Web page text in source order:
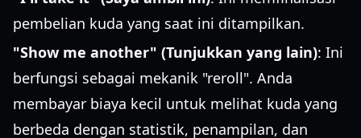
pembelian kuda yang saat ini ditampilkan.
"Show me another" (Tunjukkan yang lain): Ini
berfungsi sebagai mekanik "reroll". Anda
membayar biaya kecil untuk melihat kuda yang
berbeda dengan statistik, penampilan, dan